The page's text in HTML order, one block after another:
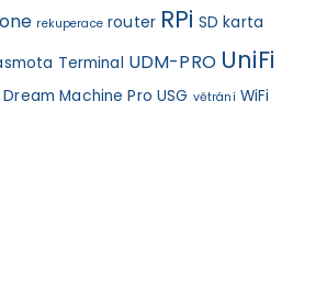
rekuperace router RPi SD karta
Terminal UDM-PRO UniFi
Dream Machine Pro USG větrání WiFi